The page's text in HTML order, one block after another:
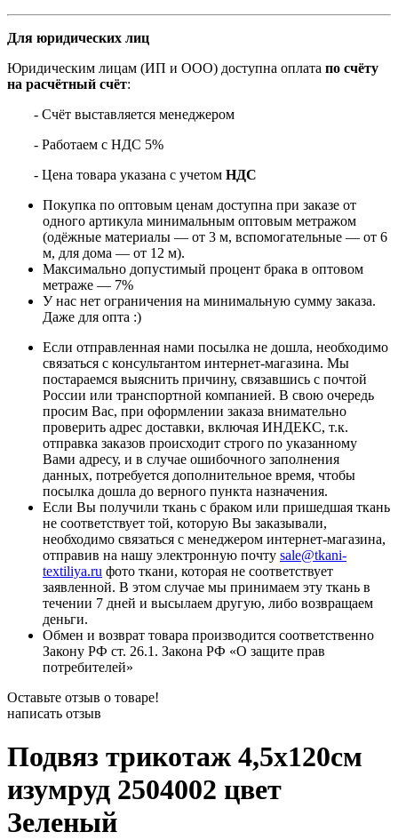
Для юридических лиц
Юридическим лицам (ИП и ООО) доступна оплата по счёту
на расчётный счёт:
- Счёт выставляется менеджером
- Работаем с НДС 5%
- Цена товара указана с учетом НДС
Покупка по оптовым ценам доступна при заказе от
одного артикула минимальным оптовым метражом
(одёжные материалы — от 3 м, вспомогательные — от 6
м, для дома — от 12 м).
Максимально допустимый процент брака в оптовом
метраже — 7%
У нас нет ограничения на минимальную сумму заказа.
Даже для опта :)
Если отправленная нами посылка не дошла, необходимо
связаться с консультантом интернет-магазина. Мы
постараемся выяснить причину, связавшись с почтой
России или транспортной компанией. В свою очередь
просим Вас, при оформлении заказа внимательно
проверить адрес доставки, включая ИНДЕКС, т.к.
отправка заказов происходит строго по указанному
Вами адресу, и в случае ошибочного заполнения
данных, потребуется дополнительное время, чтобы
посылка дошла до верного пункта назначения.
Если Вы получили ткань с браком или пришедшая ткань
не соответствует той, которую Вы заказывали,
необходимо связаться с менеджером интернет-магазина,
отправив на нашу электронную почту sale@tkani-
textiliya.ru фото ткани, которая не соответствует
заявленной. В этом случае мы принимаем эту ткань в
течении 7 дней и высылаем другую, либо возвращаем
деньги.
Обмен и возврат товара производится соответственно
Закону РФ ст. 26.1. Закона РФ «О защите прав
потребителей»
Оставьте отзыв о товаре!
написать отзыв
Подвяз трикотаж 4,5х120см
изумруд 2504002 цвет
Зеленый